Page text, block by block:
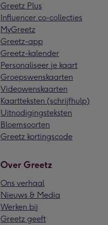
Greetz Plus
Influencer co-collecties
MyGreetz
Greetz-app
Greetz-kalender
Personaliseer je kaart
Groepswenskaarten
Videowenskaarten
Kaartteksten (schrijfhulp)
Uitnodigingsteksten
Bloemsoorten
Greetz kortingscode
Over Greetz
Ons verhaal
Nieuws & Media
Werken bij
Greetz geeft